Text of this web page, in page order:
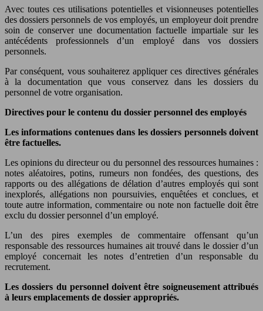
Avec toutes ces utilisations potentielles et visionneuses potentielles
des dossiers personnels de vos employés, un employeur doit prendre
soin de conserver une documentation factuelle impartiale sur les
antécédents professionnels d’un employé dans vos dossiers
personnels.
Par conséquent, vous souhaiterez appliquer ces directives générales
à la documentation que vous conservez dans les dossiers du
personnel de votre organisation.
Directives pour le contenu du dossier personnel des employés
Les informations contenues dans les dossiers personnels doivent
être factuelles.
Les opinions du directeur ou du personnel des ressources humaines :
notes aléatoires, potins, rumeurs non fondées, des questions, des
rapports ou des allégations de délation d’autres employés qui sont
inexplorés, allégations non poursuivies, enquêtées et conclues, et
toute autre information, commentaire ou note non factuelle doit être
exclu du dossier personnel d’un employé.
L’un des pires exemples de commentaire offensant qu’un
responsable des ressources humaines ait trouvé dans le dossier d’un
employé concernait les notes d’entretien d’un responsable du
recrutement.
Les dossiers du personnel doivent être soigneusement attribués
à leurs emplacements de dossier appropriés.